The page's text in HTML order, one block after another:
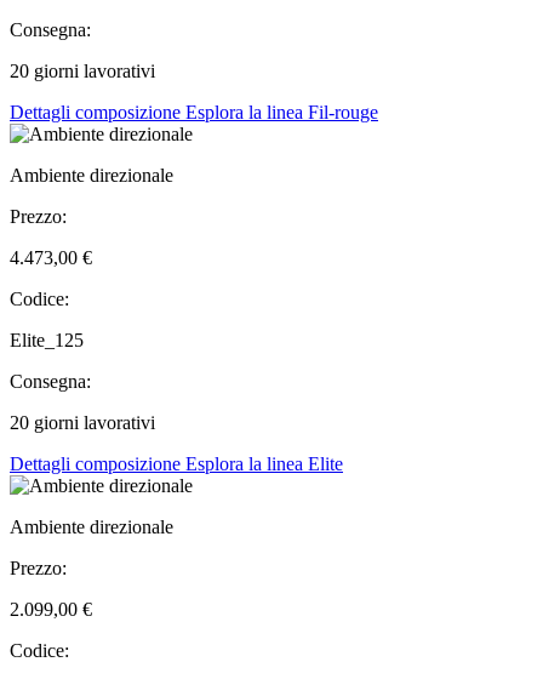
Consegna:
20 giorni lavorativi
Dettagli composizione Esplora la linea Fil-rouge
Ambiente direzionale
Prezzo:
4.473,00 €
Codice:
Elite_125
Consegna:
20 giorni lavorativi
Dettagli composizione Esplora la linea Elite
Ambiente direzionale
Prezzo:
2.099,00 €
Codice: